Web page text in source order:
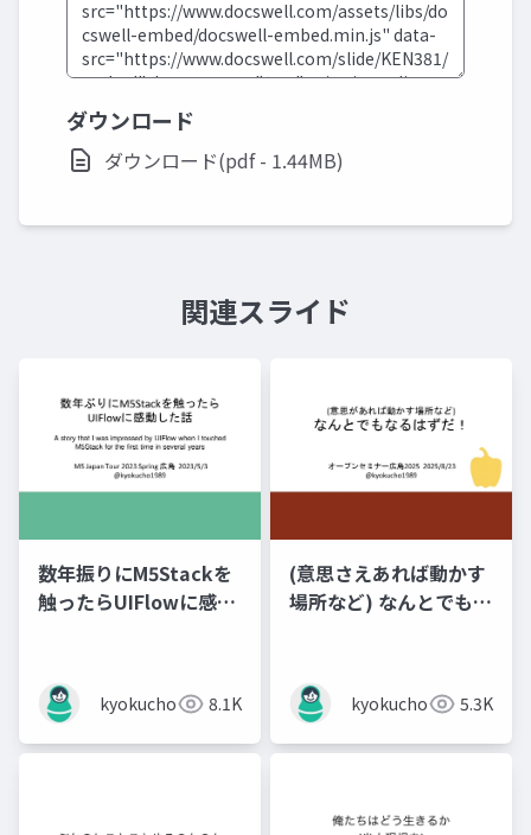
ダウンロード
ダウンロード(pdf - 1.44MB)
関連スライド
数年振りにM5Stackを
触ったらUIFlowに感動
kyokucho19898.1K
(意思さえあれば動かす
場所など) なんとでもな
kyokucho19895.3K